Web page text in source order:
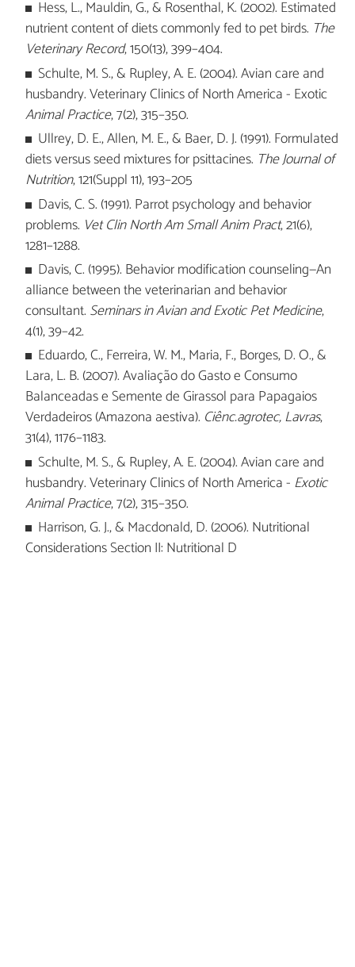
Hess, L., Mauldin, G., & Rosenthal, K. (2002). Estimated
nutrient content of diets commonly fed to pet birds. The
Veterinary Record, 150(13), 399–404.
Schulte, M. S., & Rupley, A. E. (2004). Avian care and
husbandry. Veterinary Clinics of North America - Exotic
Animal Practice, 7(2), 315–350.
Ullrey, D. E., Allen, M. E., & Baer, D. J. (1991). Formulated
diets versus seed mixtures for psittacines. The Journal of
Nutrition, 121(Suppl 11), 193–205
Davis, C. S. (1991). Parrot psychology and behavior
problems. Vet Clin North Am Small Anim Pract, 21(6),
1281–1288.
Davis, C. (1995). Behavior modification counseling—An
alliance between the veterinarian and behavior
consultant. Seminars in Avian and Exotic Pet Medicine,
4(1), 39–42.
Eduardo, C., Ferreira, W. M., Maria, F., Borges, D. O., &
Lara, L. B. (2007). Avaliação do Gasto e Consumo
Balanceadas e Semente de Girassol para Papagaios
Verdadeiros (Amazona aestiva). Ciênc.agrotec, Lavras,
31(4), 1176–1183.
Schulte, M. S., & Rupley, A. E. (2004). Avian care and
husbandry. Veterinary Clinics of North America - Exotic
Animal Practice, 7(2), 315–350.
Harrison, G. J., & Macdonald, D. (2006). Nutritional
Considerations Section II: Nutritional D